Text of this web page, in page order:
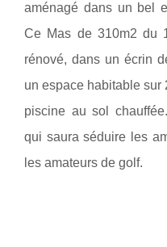
aménagé dans un bel
Ce Mas de 310m2 du
rénové, dans un écrin
un espace habitable
piscine au sol
qui saura séduire les
les amateurs de golf.